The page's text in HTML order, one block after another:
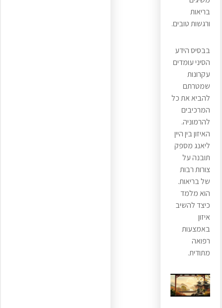
בריאות
ורגשות טובים.
בבסיס הידע
הסיני עומדים
עקרונות
שמטרתם
להביא את כל
המרכיבים
להרמוניה.
האיזון בין היין
ליאנג מספק
תובנה על
צורות רבות
של בריאות.
הוא מלמד
כיצד להשיב
איזון
באמצעות
רפואה
מתודית.